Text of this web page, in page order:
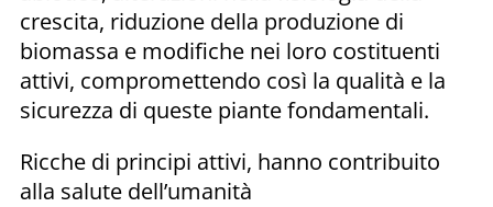
crescita, riduzione della produzione di
biomassa e modifiche nei loro costituenti
attivi, compromettendo così la qualità e la
sicurezza di queste piante fondamentali.
Ricche di principi attivi, hanno contribuito
alla salute dell’umanità